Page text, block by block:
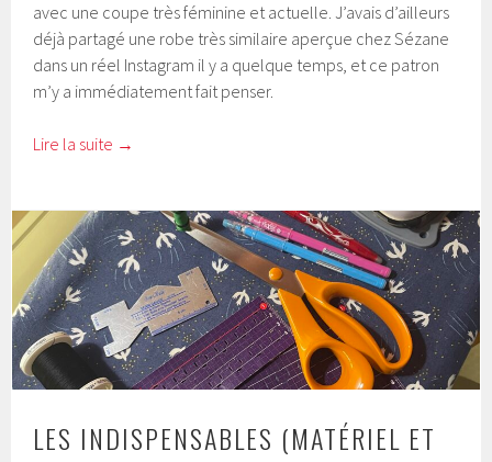
avec une coupe très féminine et actuelle. J’avais d’ailleurs
déjà partagé une robe très similaire aperçue chez Sézane
dans un réel Instagram il y a quelque temps, et ce patron
m’y a immédiatement fait penser.
Lire la suite →
LES INDISPENSABLES (MATÉRIEL ET